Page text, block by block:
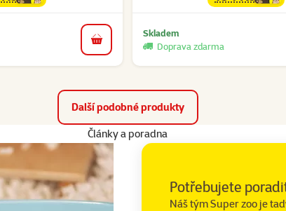
do košíku
Skladem
Doprava zdarma
Další podobné produkty
Články a poradna
Potřebujete
Náš tým Super zoo je